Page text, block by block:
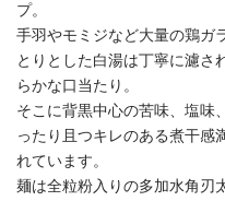
プ。
手羽やモミジなど大量の鶏ガ
とりとした白湯は丁寧に濾さ
らかな口当たり。
そこに背黒中心の苦味、塩味
ったり且つキレのある煮干感
れています。
麺は全粒粉入りの多加水角刃